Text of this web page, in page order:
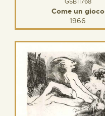
GSB11768
Come un gioco
1966